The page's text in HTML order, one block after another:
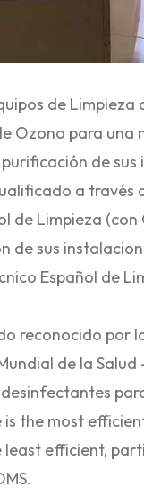
de Limpieza
Ozono para una
de sus
a través
de Limpieza
de sus
Español de
reconocido por
de la Salud
is the most
least efficient,